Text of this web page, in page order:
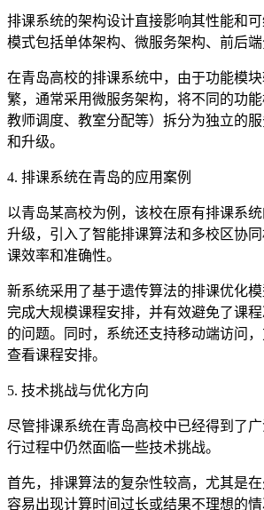
排课系统的架构设计直接影响其性能和
模式包括单体架构、微服务架构、前后端
在青岛高校的排课系统中，由于功能模
繁，通常采用微服务架构，将不同的功能
教师调度、教室分配等）拆分为独立的
和升级。
4. 排课系统在青岛的应用案例
以青岛某高校为例，该校在原有排课系
升级，引入了智能排课算法和多校区协
课效率和准确性。
新系统采用了基于遗传算法的排课优化
完成大规模课程安排，并有效避免了课
的问题。同时，系统还支持移动端访问
查看课程安排。
5. 技术挑战与优化方向
尽管排课系统在青岛高校中已经得到了
行过程中仍然面临一些技术挑战。
首先，排课算法的复杂性较高，尤其是在
容易出现计算时间过长或结果不理想的